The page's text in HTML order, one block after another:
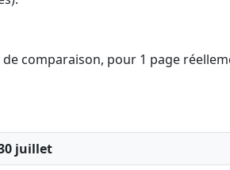
comparaison, pour 1 page
juillet